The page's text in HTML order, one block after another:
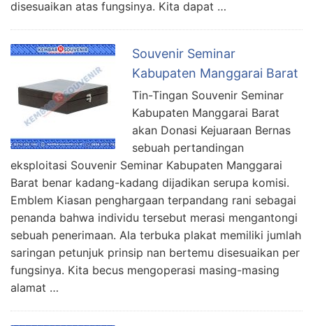
disesuaikan atas fungsinya. Kita dapat …
Souvenir Seminar
Kabupaten Manggarai Barat
Tin-Tingan Souvenir Seminar
Kabupaten Manggarai Barat
akan Donasi Kejuaraan Bernas
sebuah pertandingan
eksploitasi Souvenir Seminar Kabupaten Manggarai
Barat benar kadang-kadang dijadikan serupa komisi.
Emblem Kiasan penghargaan terpandang rani sebagai
penanda bahwa individu tersebut merasi mengantongi
sebuah penerimaan. Ala terbuka plakat memiliki jumlah
saringan petunjuk prinsip nan bertemu disesuaikan per
fungsinya. Kita becus mengoperasi masing-masing
alamat …